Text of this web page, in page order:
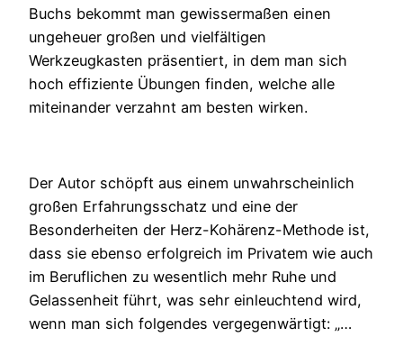
Buchs bekommt man gewissermaßen einen
ungeheuer großen und vielfältigen
Werkzeugkasten präsentiert, in dem man sich
hoch effiziente Übungen finden, welche alle
miteinander verzahnt am besten wirken.
Der Autor schöpft aus einem unwahrscheinlich
großen Erfahrungsschatz und eine der
Besonderheiten der Herz-Kohärenz-Methode ist,
dass sie ebenso erfolgreich im Privatem wie auch
im Beruflichen zu wesentlich mehr Ruhe und
Gelassenheit führt, was sehr einleuchtend wird,
wenn man sich folgendes vergegenwärtigt: „…